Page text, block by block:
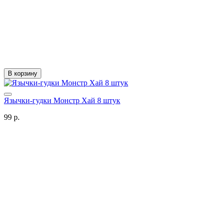
В корзину
Язычки-гудки Монстр Хай 8 штук
99 р.